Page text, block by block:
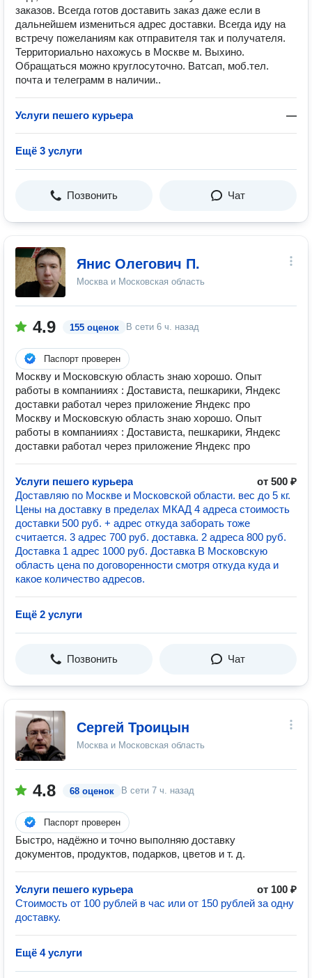
заказов. Всегда готов доставить заказ даже если в
дальнейшем измениться адрес доставки. Всегда иду на
встречу пожеланиям как отправителя так и получателя.
Территориально нахожусь в Москве м. Выхино.
Обращаться можно круглосуточно. Ватсап, моб.тел.
почта и телеграмм в наличии..
Услуги пешего курьера —
Ещё 3 услуги
Позвонить Чат
Янис Олегович П.
Москва и Московская область
4.9 155 оценок В сети 6 ч. назад
Паспорт проверен
Москву и Московскую область знаю хорошо. Опыт
работы в компанииях : Достависта, пешкарики, Яндекс
доставки работал через приложение Яндекс про
Москву и Московскую область знаю хорошо. Опыт
работы в компанииях : Достависта, пешкарики, Яндекс
доставки работал через приложение Яндекс про
Услуги пешего курьера
от 500 ₽
Доставляю по Москве и Московской области. вес до 5 кг.
Цены на доставку в пределах МКАД 4 адреса стоимость
доставки 500 руб. + адрес откуда заборать тоже
считается. 3 адрес 700 руб. доставка. 2 адреса 800 руб.
Доставка 1 адрес 1000 руб. Доставка В Московскую
область цена по договоренности смотря откуда куда и
какое количество адресов.
Ещё 2 услуги
Позвонить Чат
Сергей Троицын
Москва и Московская область
4.8 68 оценок В сети 7 ч. назад
Паспорт проверен
Быстро, надёжно и точно выполняю доставку
документов, продуктов, подарков, цветов и т. д.
Услуги пешего курьера
от 100 ₽
Стоимость от 100 рублей в час или от 150 рублей за одну
доставку.
Ещё 4 услуги